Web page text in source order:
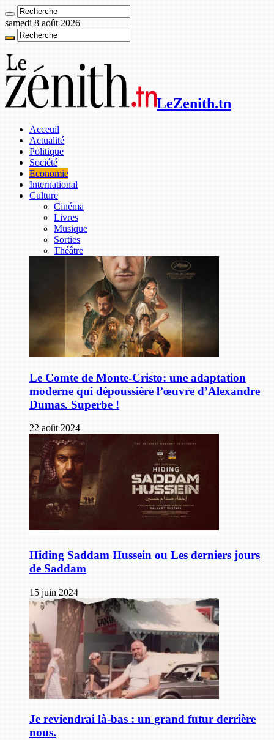
samedi 8 août 2026
LeZenith.tn
Acceuil
Actualité
Politique
Société
Economie
International
Culture
Cinéma
Livres
Musique
Sorties
Théâtre
Le Comte de Monte-Cristo: une adaptation
moderne qui dépoussière l’œuvre d’Alexandre
Dumas. Superbe !
22 août 2024
Hiding Saddam Hussein ou Les derniers jours
de Saddam
15 juin 2024
Je reviendrai là-bas : un grand futur derrière
nous.